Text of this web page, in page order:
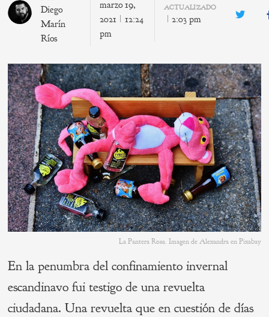
Diego
Marín
Ríos
marzo 19,
2021
12:24
pm
ACTUALIZADO
2:03 pm Twitter
La Pantera Rosa. Imagen de Alexandra en Pixabay
En la penumbra del confinamiento invernal
escandinavo fui testigo de una revuelta
ciudadana. Una revuelta que en cuestión de días